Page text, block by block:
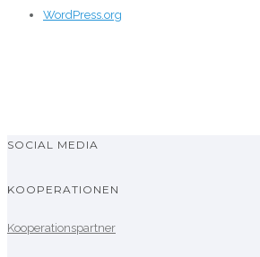
WordPress.org
SOCIAL MEDIA
KOOPERATIONEN
Kooperationspartner